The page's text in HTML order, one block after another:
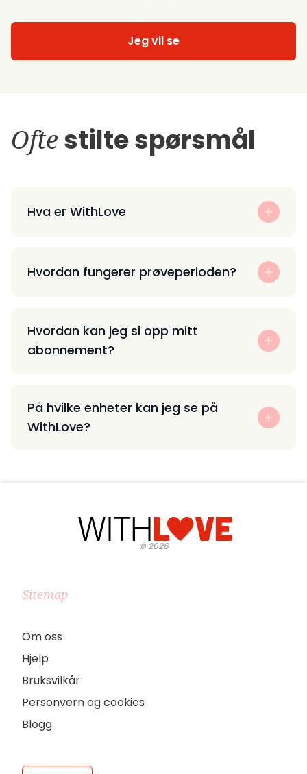
Jeg vil se
Ofte stilte spørsmål
Hva er WithLove
Hvordan fungerer prøveperioden?
Hvordan kan jeg si opp mitt
abonnement?
På hvilke enheter kan jeg se på
WithLove?
©2026
Sitemap
Om oss
Hjelp
Bruksvilkår
Personvern og cookies
Blogg